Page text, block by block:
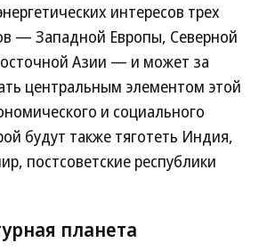
интересов трех
— Западной Европы, Северной
Азии — и может за
центральным элементом этой
и социального
будут также тяготеть Индия,
постсоветские республики
планета